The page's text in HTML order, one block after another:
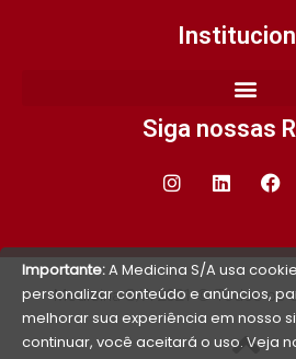
Siga nossas
Medicina S/A 2021 © Todos os
Importante:A Medicina S/A usa
personalizar conteúdo e anúncios,
melhorar sua experiência em nosso
continuar, você aceitará o uso. Veja